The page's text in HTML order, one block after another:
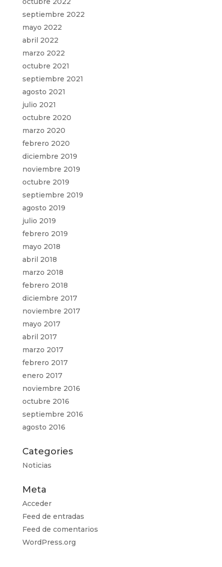
septiembre 2022
mayo 2022
abril 2022
marzo 2022
octubre 2021
septiembre 2021
agosto 2021
julio 2021
octubre 2020
marzo 2020
febrero 2020
diciembre 2019
noviembre 2019
octubre 2019
septiembre 2019
agosto 2019
julio 2019
febrero 2019
mayo 2018
abril 2018
marzo 2018
febrero 2018
diciembre 2017
noviembre 2017
mayo 2017
abril 2017
marzo 2017
febrero 2017
enero 2017
noviembre 2016
octubre 2016
septiembre 2016
agosto 2016
Categories
Noticias
Meta
Acceder
Feed de entradas
Feed de comentarios
WordPress.org